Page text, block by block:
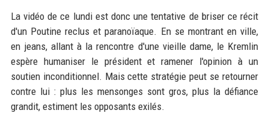
La vidéo de ce lundi est donc une tentative de briser ce récit
d'un Poutine reclus et paranoïaque. En se montrant en ville,
en jeans, allant à la rencontre d'une vieille dame, le Kremlin
espère humaniser le président et ramener l'opinion à un
soutien inconditionnel. Mais cette stratégie peut se retourner
contre lui : plus les mensonges sont gros, plus la défiance
grandit, estiment les opposants exilés.